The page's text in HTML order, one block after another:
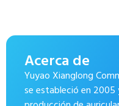
Acerca de
Yuyao Xianglong
se estableció en 2005